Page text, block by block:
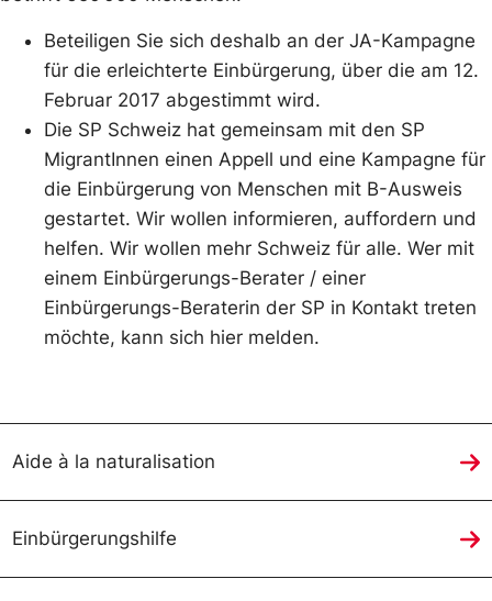
Beteiligen Sie sich deshalb an der JA-Kampagne
für die erleichterte Einbürgerung, über die am 12.
Februar 2017 abgestimmt wird.
Die SP Schweiz hat gemeinsam mit den SP
MigrantInnen einen Appell und eine Kampagne für
die Einbürgerung von Menschen mit B-Ausweis
gestartet. Wir wollen informieren, auffordern und
helfen. Wir wollen mehr Schweiz für alle. Wer mit
einem Einbürgerungs-Berater / einer
Einbürgerungs-Beraterin der SP in Kontakt treten
möchte, kann sich hier melden.
Aide à la naturalisation
Einbürgerungshilfe